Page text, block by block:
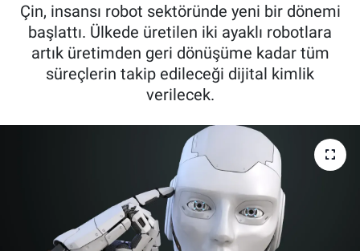
Çin, insansı robot sektöründe yeni bir dönemi
başlattı. Ülkede üretilen iki ayaklı robotlara
artık üretimden geri dönüşüme kadar tüm
süreçlerin takip edileceği dijital kimlik
verilecek.
İnanç
Kadın & Aile
Teknoloji